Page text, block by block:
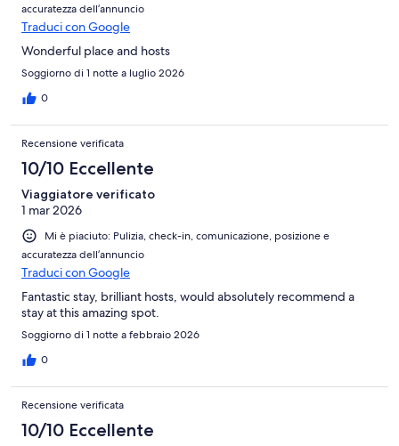
accuratezza dell’annuncio
Traduci con Google
Wonderful place and hosts
Soggiorno di 1 notte a luglio 2026
0
Recensione verificata
10/10 Eccellente
Viaggiatore verificato
1 mar 2026
Mi è piaciuto: Pulizia, check-in, comunicazione, posizione e
accuratezza dell’annuncio
Traduci con Google
Fantastic stay, brilliant hosts, would absolutely recommend a
stay at this amazing spot.
Soggiorno di 1 notte a febbraio 2026
0
Recensione verificata
10/10 Eccellente